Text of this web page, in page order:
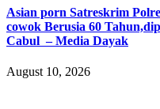
Asian porn Satreskrim
cowok Berusia 60
Cabul – Media Dayak
August 10, 2026